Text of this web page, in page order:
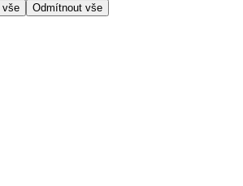
vše Odmítnout vše